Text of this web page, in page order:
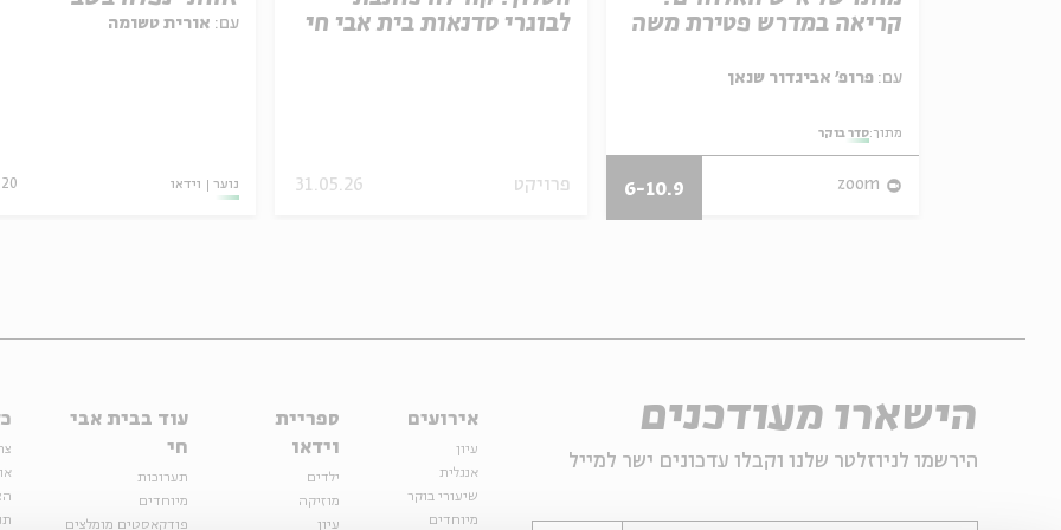
עם: אורית טשומה
נוער וידאו
לבוגרי סדנאות בית אבי חי
פרויקט 31.05.26
קריאה במדרש פטירת משה
עם:
מתוך:סדר בוקר
zoom
6-10.9
הישארו מעודכנים
הירשמו לניוזלטר שלנו וקבלו עדכונים ישר למייל
אירועים
עיון
אנגלית
שיעורי בוקר
מיוחדים
ספריית
וידאו
ילדים
מוזיקה
עיון
עוד בבית אבי
חי
תערוכות
מיוחדים
פודקאסטים מומלצים